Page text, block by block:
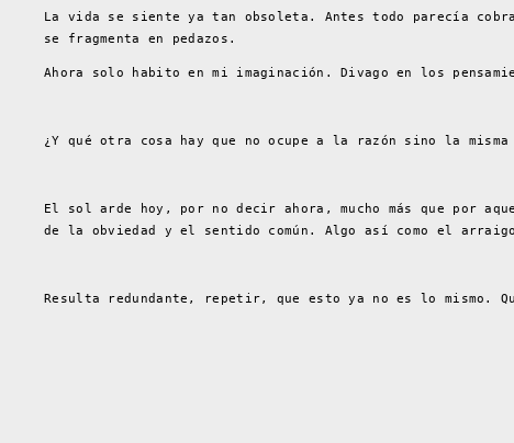
La vida se siente ya tan obsoleta. Antes todo parecía
se fragmenta en pedazos.
Ahora solo habito en mi imaginación. Divago en los
¿Y qué otra cosa hay que no ocupe a la razón sino la misma
El sol arde hoy, por no decir ahora, mucho más que por
de la obviedad y el sentido común. Algo así como el
Resulta redundante, repetir, que esto ya no es lo mismo.